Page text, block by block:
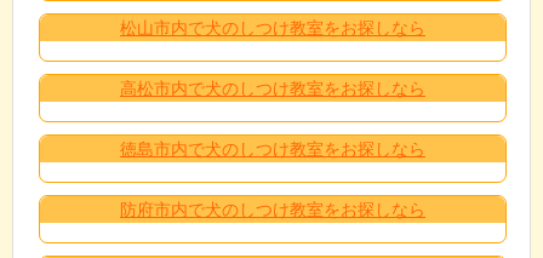
松山市内で犬のしつけ教室をお探しなら
高松市内で犬のしつけ教室をお探しなら
徳島市内で犬のしつけ教室をお探しなら
防府市内で犬のしつけ教室をお探しなら